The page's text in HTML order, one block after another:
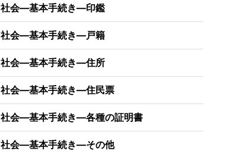
社会―基本手続き―印鑑
社会―基本手続き―戸籍
社会―基本手続き―住所
社会―基本手続き―住民票
社会―基本手続き―各種の証明書
社会―基本手続き―その他